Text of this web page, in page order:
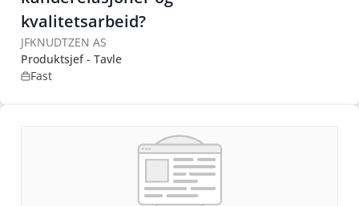
kvalitetsarbeid?
JFKNUDTZEN AS
Produktsjef - Tavle
Fast